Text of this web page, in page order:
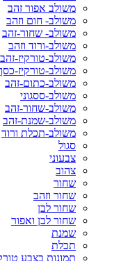
משולב אפור זהב
משולב- חום וזהב
משולב- שחור-זהב
משולב-ורוד וזהב
משולב-טורקיז-זהב
משולב-טורקיז-
משולב-כתום-זהב
משולב-ססגוני
משולב-שחור-זהב
משולב-שמנת-זהב
משולב-תכלת ורוד
סגול
צבעוני
צהוב
שחור
שחור וזהב
שחור לבן
שחור לבן ואפור
שמנת
תכלת
תמונות בצבע